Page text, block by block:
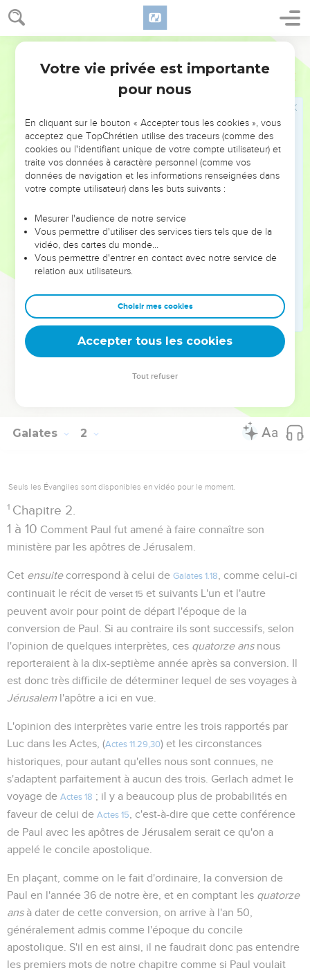
Galates 1
Galates 2.9
) Paul insiste sur la courte durée de quinze jours
pour écarter l'idée qu'il eût reçu alors des instructions de
Voy. l'Introduction à l'épître de Jacques.
Grec : "Or les choses que je vous écris, voici, devant Dieu,
que je ne mens point." (ComparerRomains 9.1;2Corinthiens 11.31
Cette attestation, dans un récit qui n'est pas achevé, paraît
se rapporter surtout à verset 19. Et c'était bien là le point
important.
que de montrer combien sa vocation à l'apostolat, et toutes
les premières années de l'exercice de son ministère,
restèrent indépendantes de toute influence humaine, même
à l'égard des autres apôtres.
l'autorité de sa mission, qu'il oppose aux prétentions des
faux docteurs. La même intention se manifeste dans le récit
des faits qui vont suivre. (Galates 2)
Galates 2
Seuls les Évangiles sont disponibles en vidéo pour le moment.
1 Chapitre 2.
1 à 10 Comment Paul fut amené à faire connaître son
ministère par les apôtres de Jérusalem.
Cet ensuitecorrespond à celui de Galates 1.18
, comme celui-ci
continuait le récit de verset 15 et suivants L'un et l'autre
peuvent avoir pour point de départ l'époque de la
conversion de Paul. Si au contraire ils sont successifs, selon
l'opinion de quelques interprètes, ces quatorze ansnous
reporteraient à la dix-septième année après sa conversion. Il
est donc très difficile de déterminer lequel de ses voyages à
Jérusalem l'apôtre a ici en vue.
L'opinion des interprètes varie entre les trois rapportés par
Luc dans les Actes, (Actes 11.29,30) et les circonstances
historiques, pour autant qu'elles nous sont connues, ne
s'adaptent parfaitement à aucun des trois. Gerlach admet le
voyage de Actes 18 ; il y a beaucoup plus de probabilités en
faveur de celui de Actes 15
, c'est-à-dire que cette conférence
de Paul avec les apôtres de Jérusalem serait ce qu'on a
appelé le concile apostolique.
En plaçant, comme on le fait d'ordinaire, la conversion de
Paul en l'année 36 de notre ère, et en comptant les quatorze
ansà dater de cette conversion, on arrive à l'an 50,
généralement admis comme l'époque du concile
apostolique. S'il en est ainsi, il ne faudrait donc pas entendre
les premiers mots de notre chapitre comme si Paul voulait
Votre vie privée est importante
pour nous
En cliquant sur le bouton « Accepter tous les cookies », vous
acceptez que TopChrétien utilise des traceurs (comme des
cookies ou l'identifiant unique de votre compte utilisateur) et
traite vos données à caractère personnel (comme vos
données de navigation et les informations renseignées dans
votre compte utilisateur) dans les buts suivants :
Mesurer l'audience de notre service
Vous permettre d'utiliser des services tiers tels que de la
vidéo, des cartes du monde…
Vous permettre d'entrer en contact avec notre service de
relation aux utilisateurs.
Choisir mes cookies
Accepter tous les cookies
Tout refuser